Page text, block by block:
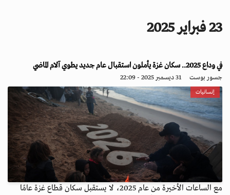
a
o
n
23 فبراير 2025
في وداع 2025.. سكان غزة يأملون استقبال عام جديد يطوي آلام الماضي
جسور بوست 31 ديسمبر 2025 - 22:09
إنسانيات
مع الساعات الأخيرة من عام 2025، لا يستقبل سكان قطاع غزة عامًا